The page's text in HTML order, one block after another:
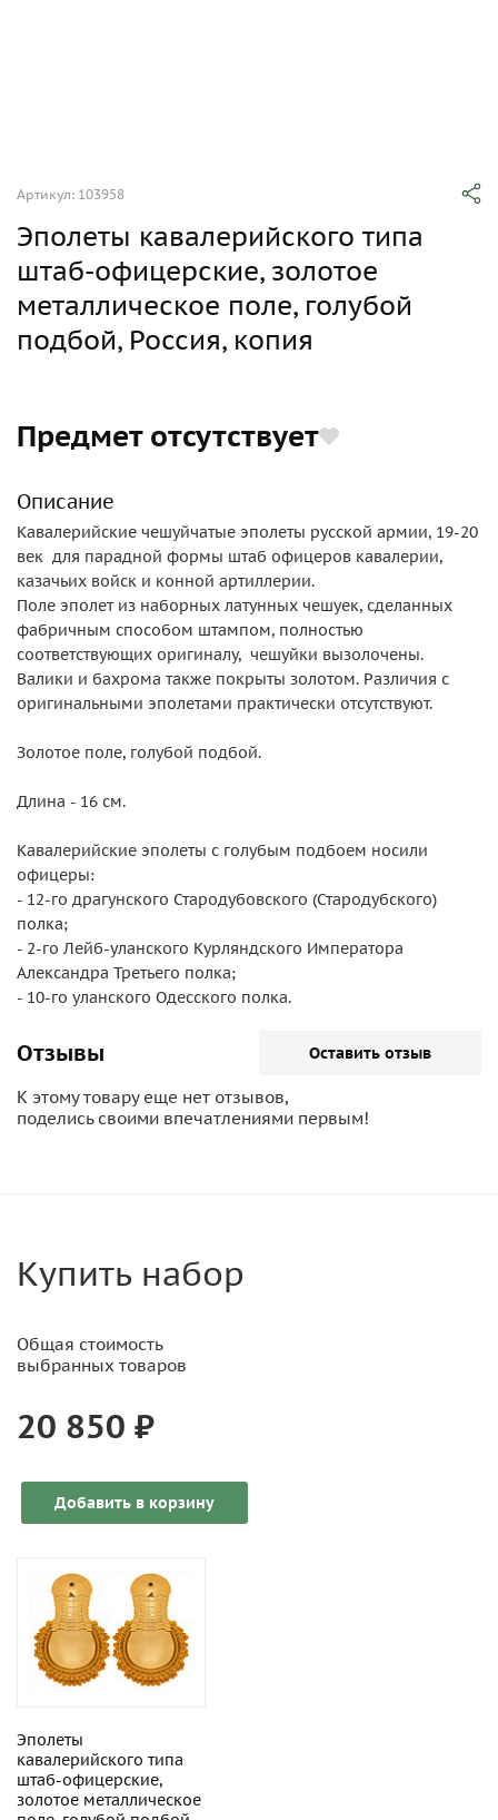
Артикул: 103958
Эполеты кавалерийского типа
штаб-офицерские, золотое
металлическое поле, голубой
подбой, Россия, копия
Предмет отсутствует
Описание
Кавалерийские чешуйчатые эполеты русской армии, 19-20
век для парадной формы штаб офицеров кавалерии,
казачьих войск и конной артиллерии.
Поле эполет из наборных латунных чешуек, сделанных
фабричным способом штампом, полностью
соответствующих оригиналу, чешуйки вызолочены.
Валики и бахрома также покрыты золотом. Различия с
оригинальными эполетами практически отсутствуют.
Золотое поле, голубой подбой.
Длина - 16 см.
Кавалерийские эполеты с голубым подбоем носили
офицеры:
- 12-го драгунского Стародубовского (Стародубского)
полка;
- 2-го Лейб-уланского Курляндского Императора
Александра Третьего полка;
- 10-го уланского Одесского полка.
Отзывы Оставить отзыв
К этому товару еще нет отзывов,
поделись своими впечатлениями первым!
Купить набор
Общая стоимость
выбранных товаров
20 850 ₽
Добавить в корзину
Эполеты
кавалерийского типа
штаб-офицерские,
золотое металлическое